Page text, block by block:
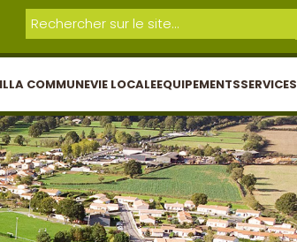
LA COMMUNEVIE LOCALEEQUIPEMENTSSERVICES